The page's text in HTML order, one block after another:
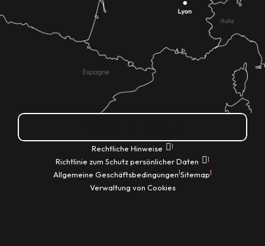
Rechtliche Hinweise |
Richtlinie zum Schutz persönlicher Daten |
Allgemeine Geschäftsbedingungen|Sitemap|
Verwaltung von Cookies